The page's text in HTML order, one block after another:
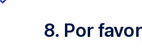
8. Por